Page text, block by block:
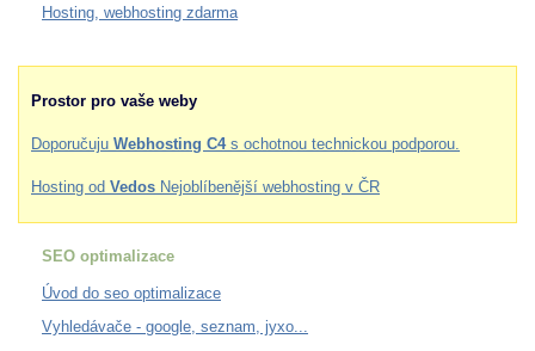
Hosting, webhosting zdarma
Prostor pro vaše weby
Doporučuju Webhosting C4s ochotnou technickou podporou.
Hosting od Vedos Nejoblíbenější webhosting v ČR
SEO optimalizace
Úvod do seo optimalizace
Vyhledávače - google, seznam, jyxo...